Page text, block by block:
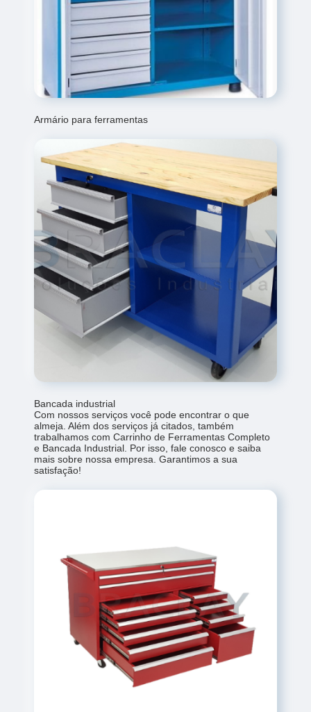
Armário para ferramentas
Bancada industrial
Com nossos serviços você pode encontrar o que
almeja. Além dos serviços já citados, também
trabalhamos com Carrinho de Ferramentas Completo
e Bancada Industrial. Por isso, fale conosco e saiba
mais sobre nossa empresa. Garantimos a sua
satisfação!